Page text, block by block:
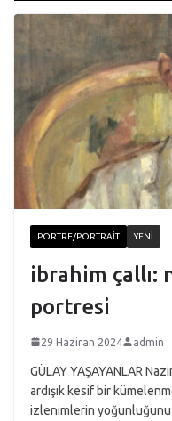
PORTRE/PORTRAIT YENI
ibrahim çallı:
portresi
29 Haziran 2024 admin
GÜLAY YAŞAYANLAR
ardışık kesif bir
izlenimlerin yoğunluğunu